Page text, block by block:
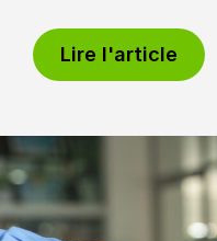
Lire l'article